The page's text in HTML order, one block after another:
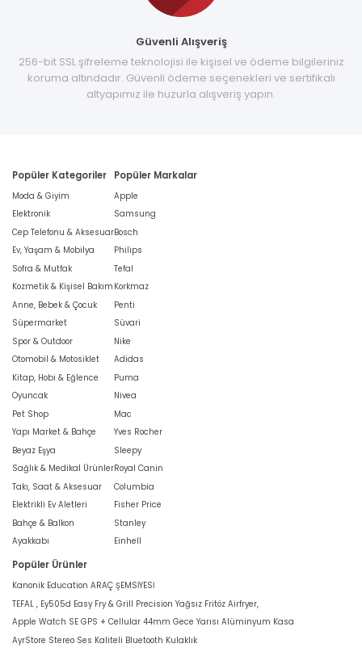
Güvenli Alışveriş
256-bit SSL şifreleme teknolojisi ile kişisel ve ödeme bilgileriniz
koruma altındadır. Güvenli ödeme seçenekleri ve sertifikalı
altyapımız ile huzurla alışveriş yapın.
Popüler Kategoriler
Moda & Giyim
Elektronik
Cep Telefonu & Aksesuar
Ev, Yaşam & Mobilya
Sofra & Mutfak
Kozmetik & Kişisel Bakım
Anne, Bebek & Çocuk
Süpermarket
Spor & Outdoor
Otomobil & Motosiklet
Kitap, Hobi & Eğlence
Oyuncak
Pet Shop
Yapı Market & Bahçe
Beyaz Eşya
Sağlık & Medikal Ürünler
Takı, Saat & Aksesuar
Elektrikli Ev Aletleri
Bahçe & Balkon
Ayakkabı
Popüler Markalar
Apple
Samsung
Bosch
Philips
Tefal
Korkmaz
Penti
Süvari
Nike
Adidas
Puma
Nivea
Mac
Yves Rocher
Sleepy
Royal Canin
Columbia
Fisher Price
Stanley
Einhell
Popüler Ürünler
Kanonik Education ARAÇ ŞEMSİYESİ
TEFAL , Ey505d Easy Fry & Grill Precision Yağsız Fritöz Airfryer,
Apple Watch SE GPS + Cellular 44mm Gece Yarısı Alüminyum Kasa
AyrStore Stereo Ses Kaliteli Bluetooth Kulaklık